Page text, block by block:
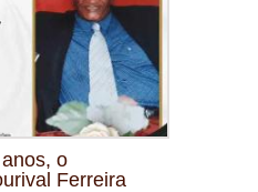
o
Ferreira